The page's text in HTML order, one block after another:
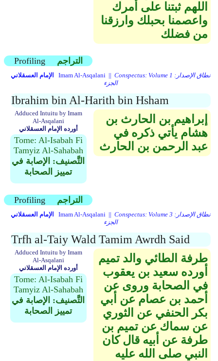
اللهم ثبتنا على أمرك
واعصمنا بحبلك وارزقنا
من فضلك
Profiling التراجم
الإمام العسقلاني Imam Al-Asqalani || Conspectus: Volume 1 نطاق الإصدار:
الجزء
Ibrahim bin Al-Harith bin Hsham
إبراهيم بن الحارث بن
هشام يأتي ذكره في
عبد الرحمن بن الحارث
Adduced Intuitu by Imam
Al-Asqalani
أورده الإمام العسقلاني
Tome: Al-Isabah Fi
Tamyiz Al-Sahabah
التَّصنيف: الإصابة في
تمييز الصحابة
Profiling التراجم
الإمام العسقلاني Imam Al-Asqalani || Conspectus: Volume 3 نطاق الإصدار:
الجزء
Trfh al-Taiy Wald Tamim Awrdh Said
طرفة الطائي والد تميم
أورده سعيد بن يعقوب
في الصحابة وروى عن
أحمد بن عصام عن أبي
بكر الحنفي عن الثوري
عن سماك عن تميم بن
طرفة عن أبيه قال كان
النبي صلى الله عليه
Adduced Intuitu by Imam
Al-Asqalani
أورده الإمام العسقلاني
Tome: Al-Isabah Fi
Tamyiz Al-Sahabah
التَّصنيف: الإصابة في
تمييز الصحابة